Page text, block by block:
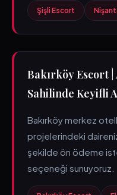
Şişli Escort
Bakırköy Escort
Sahilinde Keyifli
Bakırköy merkez
projelerindeki
şekilde ön ödeme
seçeneği sunuyoruz.